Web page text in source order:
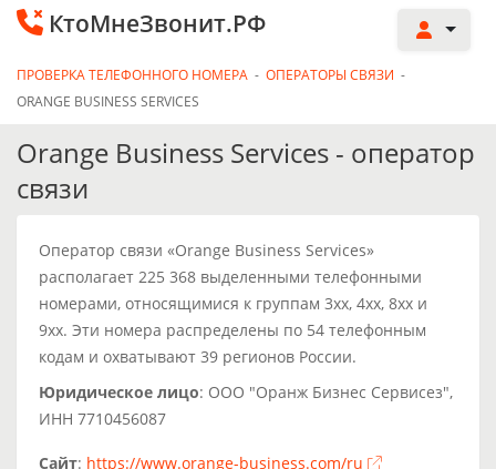
КтоМнеЗвонит.РФ
ПРОВЕРКА ТЕЛЕФОННОГО НОМЕРА - ОПЕРАТОРЫ СВЯЗИ -
ORANGE BUSINESS SERVICES
Orange Business Services - оператор
связи
Оператор связи «Orange Business Services»
располагает 225 368 выделенными телефонными
номерами, относящимися к группам 3xx, 4xx, 8xx и
9xx. Эти номера распределены по 54 телефонным
кодам и охватывают 39 регионов России.
Юридическое лицо: ООО "Оранж Бизнес Сервисез",
ИНН 7710456087
Сайт: https://www.orange-business.com/ru